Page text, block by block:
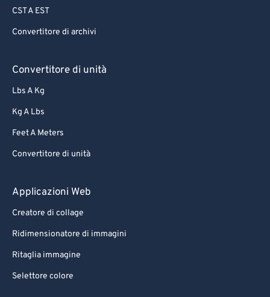
CST A EST
Convertitore di archivi
Convertitore di unità
Lbs A Kg
Kg A Lbs
Feet A Meters
Convertitore di unità
Applicazioni Web
Creatore di collage
Ridimensionatore di immagini
Ritaglia immagine
Selettore colore